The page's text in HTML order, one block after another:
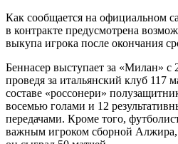
Как сообщается на официальном
в контракте предусмотрена
выкупа игрока после окончания
Беннасер выступает за «Милан» с
проведя за итальянский клуб 117
составе «россонери»
восемью голами и 12
передачами. Кроме того,
важным игроком сборной Алжира,